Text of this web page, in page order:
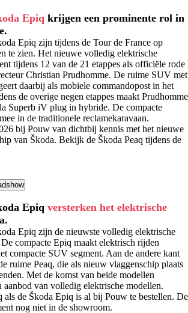
Epiq krijgen een prominente rol in
Epiq zijn tijdens de Tour de France op
te zien. Het nieuwe volledig elektrische
tijdens 12 van de 21 etappes als officiële rode
Christian Prudhomme. De ruime SUV met
daarbij als mobiele commandopost in het
de overige negen etappes maakt Prudhomme
Superb iV plug in hybride. De compacte
in de traditionele reclamekaravaan.
bij Pouw van dichtbij kennis met het nieuwe
van Škoda. Bekijk de Škoda Peaq tijdens de
Epiq versterken het elektrische
Epiq zijn de nieuwste volledig elektrische
compacte Epiq maakt elektrisch rijden
compacte SUV segment. Aan de andere kant
ruime Peaq, die als nieuw vlaggenschip plaats
Met de komst van beide modellen
van volledig elektrische modellen.
als de Škoda Epiq is al bij Pouw te bestellen. De
nog niet in de showroom.